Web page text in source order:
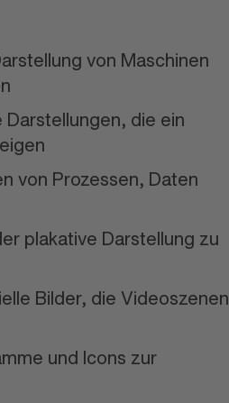
von Maschinen
die ein
von Prozessen, Daten
plakative Darstellung zu
Bilder, die Videoszenen
und Icons zur